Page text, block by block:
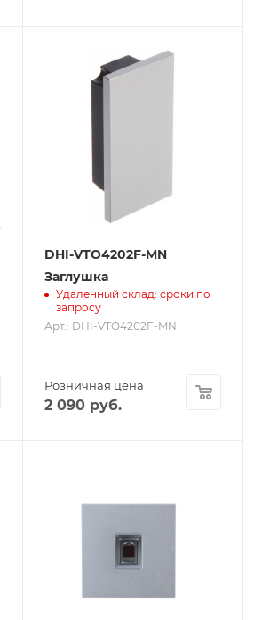
DHI-VTO4202F-MN
Заглушка
Удаленный склад: сроки по
запросу
Арт.: DHI-VTO4202F-MN
Розничная цена
2 090руб.